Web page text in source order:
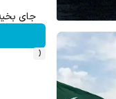
و خرید
‹